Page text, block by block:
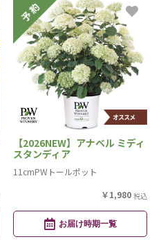
【2026NEW】アナベル ミディ
スタンディア
11cmPWトールポット
￥1,980 税込
お届け時期一覧